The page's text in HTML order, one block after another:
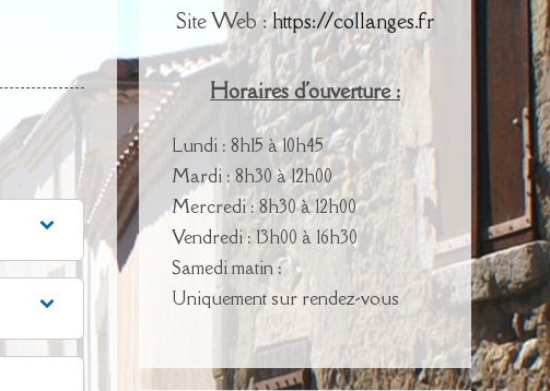
Site Web :https://collanges.fr
Horaires d'ouverture :
Lundi : 8h15 à 10h45
Mardi : 8h30 à 12h00
Mercredi : 8h30 à 12h00
Vendredi : 13h00 à 16h30
Samedi matin :
Uniquement sur rendez-vous